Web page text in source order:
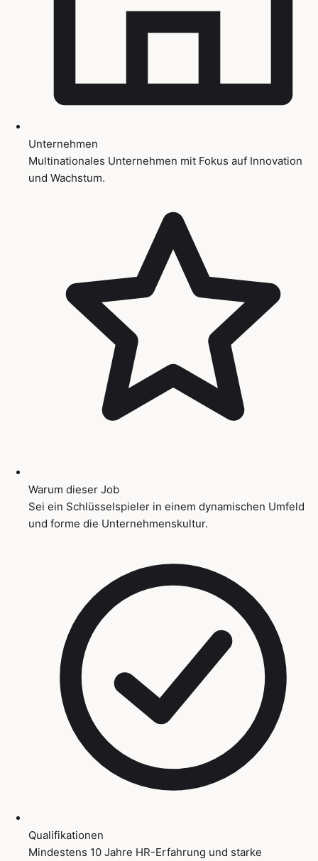
Unternehmen
Multinationales Unternehmen mit Fokus auf Innovation
und Wachstum.
Warum dieser Job
Sei ein Schlüsselspieler in einem dynamischen Umfeld
und forme die Unternehmenskultur.
Qualifikationen
Mindestens 10 Jahre HR-Erfahrung und starke